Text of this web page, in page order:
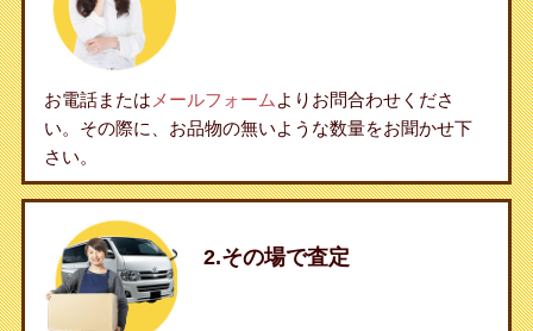
お電話または メールフォーム よりお問合わせくださ
い。その際に、お品物の無いような数量をお聞かせ下
さい。
2.その場で査定